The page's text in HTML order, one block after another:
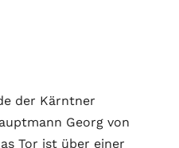
der Kärntner
Georg von
Tor ist über einer